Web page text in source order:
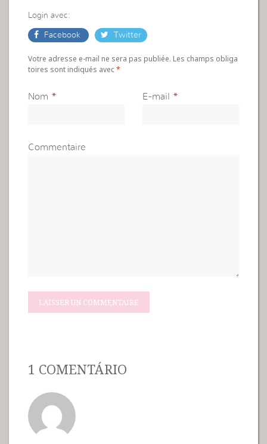
Login avec:
Facebook Twitter
Votre adresse e-mail ne sera pas publiée. Les champs obliga
toires sont indiqués avec*
Nom * E-mail *
Commentaire
1 COMENTÁRIO